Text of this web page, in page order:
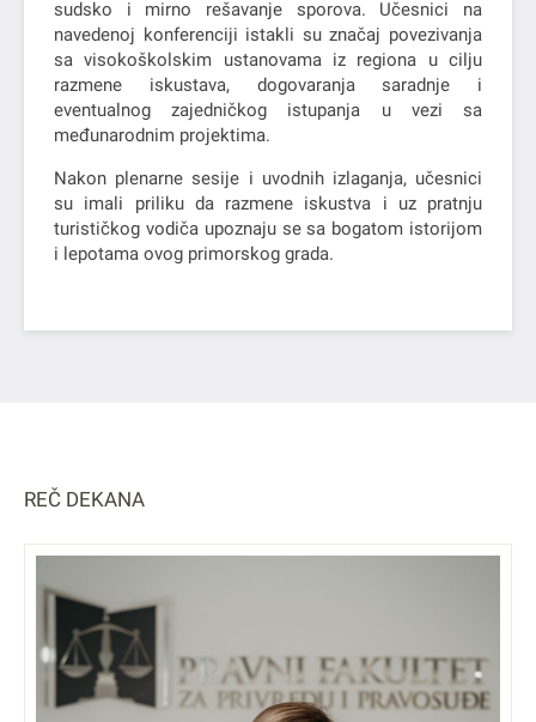
sudsko i mirno rešavanje sporova. Učesnici na
navedenoj konferenciji istakli su značaj povezivanja
sa visokoškolskim ustanovama iz regiona u cilju
razmene iskustava, dogovaranja saradnje i
eventualnog zajedničkog istupanja u vezi sa
međunarodnim projektima.
Nakon plenarne sesije i uvodnih izlaganja, učesnici
su imali priliku da razmene iskustva i uz pratnju
turističkog vodiča upoznaju se sa bogatom istorijom
i lepotama ovog primorskog grada.
REČ DEKANA